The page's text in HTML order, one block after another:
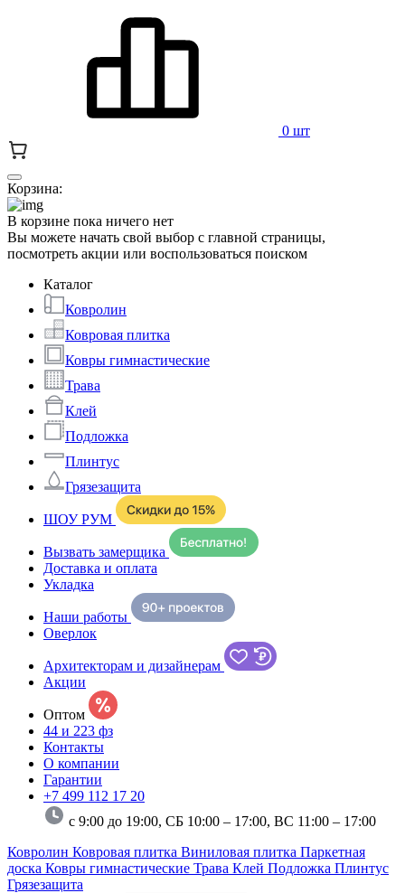
0 шт
Корзина:
В корзине пока ничего нет
Вы можете начать свой выбор с главной страницы,
посмотреть акции или воспользоваться поиском
Каталог
Ковролин
Ковровая плитка
Ковры гимнастические
Трава
Клей
Подложка
Плинтус
Грязезащита
ШОУ РУМ
Вызвать замерщика
Доставка и оплата
Укладка
Наши работы
Оверлок
Архитекторам и дизайнерам
Акции
Оптом
44 и 223 фз
Контакты
О компании
Гарантии
+7 499 112 17 20
с 9:00 до 19:00, СБ 10:00 – 17:00, ВС 11:00 – 17:00
Ковролин Ковровая плитка Виниловая плитка Паркетная
доска Ковры гимнастические Трава Клей Подложка Плинтус
Грязезащита